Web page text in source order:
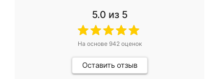
5.0 из 5
На основе 942оценок
Оставить отзыв